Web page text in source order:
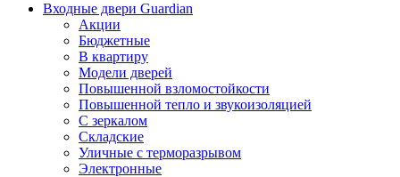
Входные двери Guardian
Акции
Бюджетные
В квартиру
Модели дверей
Повышенной взломостойкости
Повышенной тепло и звукоизоляцией
С зеркалом
Складские
Уличные с терморазрывом
Электронные